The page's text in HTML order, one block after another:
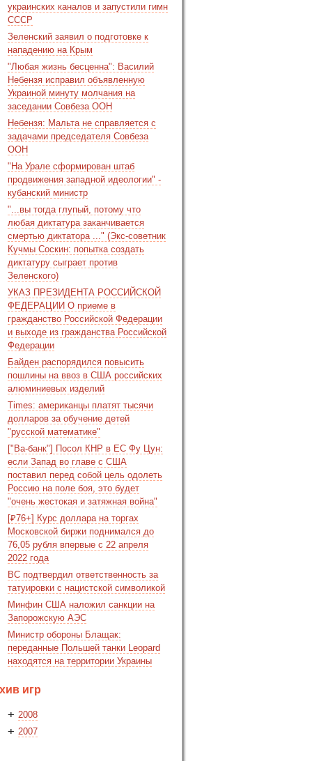
украинских каналов и запустили гимн
СССР
Зеленский заявил о подготовке к
нападению на Крым
"Любая жизнь бесценна": Василий
Небензя исправил объявленную
Украиной минуту молчания на
заседании Совбеза ООН
Небензя: Мальта не справляется с
задачами председателя Совбеза
ООН
"На Урале сформирован штаб
продвижения западной идеологии" -
кубанский министр
"...вы тогда глупый, потому что
любая диктатура заканчивается
смертью диктатора ..." (Экс-советник
Кучмы Соскин: попытка создать
диктатуру сыграет против
Зеленского)
УКАЗ ПРЕЗИДЕНТА РОССИЙСКОЙ
ФЕДЕРАЦИИ О приеме в
гражданство Российской Федерации
и выходе из гражданства Российской
Федерации
Байден распорядился повысить
пошлины на ввоз в США российских
алюминиевых изделий
Times: американцы платят тысячи
долларов за обучение детей
"русской математике"
["Ва-банк"] Посол КНР в ЕС Фу Цун:
если Запад во главе с США
поставил перед собой цель одолеть
Россию на поле боя, это будет
"очень жестокая и затяжная война"
[₽76+] Курс доллара на торгах
Московской биржи поднимался до
76,05 рубля впервые с 22 апреля
2022 года
ВС подтвердил ответственность за
татуировки с нацистской символикой
Минфин США наложил санкции на
Запорожскую АЭС
Министр обороны Блащак:
переданные Польшей танки Leopard
находятся на территории Украины
игр
+ 2008
+ 2007